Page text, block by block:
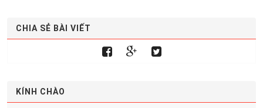
CHIA SẺ BÀI VIẾT
KÍNH CHÀO